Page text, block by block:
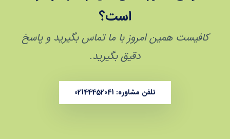
است؟
کافیست همین امروز با ما تماس بگیرید و پاسخ
دقیق بگیرید.
تلفن مشاوره: 02144452041